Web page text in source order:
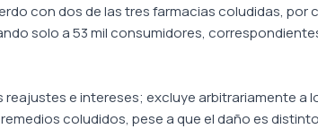
con dos de las tres farmacias coludidas, por
solo a 53 mil consumidores,
e intereses; excluye arbitrariamente a
coludidos, pese a que el daño es